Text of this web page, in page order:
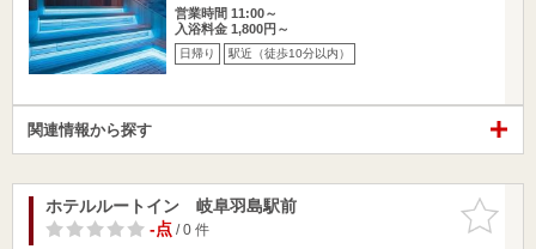
営業時間 11:00～
入浴料金 1,800円～
日帰り 駅近（徒歩10分以内）
関連情報から探す
お気に入
りに追加
ホテルルートイン 岐阜羽島駅前
-点/ 0 件